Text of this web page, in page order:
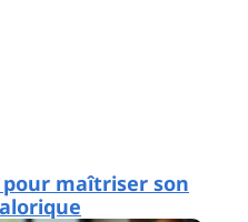
maîtriser son